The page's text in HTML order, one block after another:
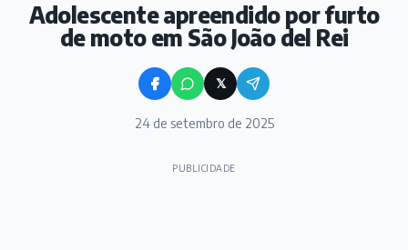
Adolescente apreendido por furto
de moto em São João del Rei
𝕏
24 de setembro de 2025
PUBLICIDADE